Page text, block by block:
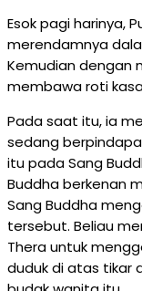
Esok pagi harinya,
merendamnya
Kemudian dengan
membawa roti
Pada saat itu, ia
sedang
itu pada Sang
Buddha berkenan
Sang Buddha
tersebut. Beliau
Thera untuk
duduk di atas tikar